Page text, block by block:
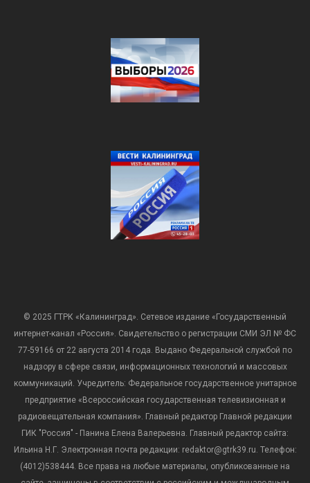
© 2025 ГТРК «Калининград». Сетевое издание «Государственный
интернет-канал «Россия». Свидетельство о регистрации СМИ ЭЛ № ФС
77-59166 от 22 августа 2014 года. Выдано Федеральной службой по
надзору в сфере связи, информационных технологий и массовых
коммуникаций. Учредитель: Федеральное государственное унитарное
предприятие «Всероссийская государственная телевизионная и
радиовещательная компания». Главный редактор Главной редакции
ГИК "Россия" - Панина Елена Валерьевна. Главный редактор сайта:
Ильина Н.Г. Электронная почта редакции: redaktor@gtrk39.ru. Телефон:
(4012)538444. Все права на любые материалы, опубликованные на